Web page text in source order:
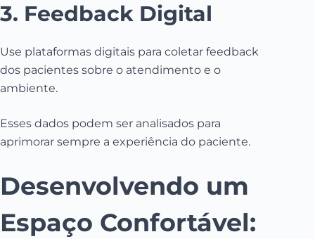
3. Feedback Digital
Use plataformas digitais para coletar feedback
dos pacientes sobre o atendimento e o
ambiente.
Esses dados podem ser analisados para
aprimorar sempre a experiência do paciente.
Desenvolvendo um
Espaço Confortável: